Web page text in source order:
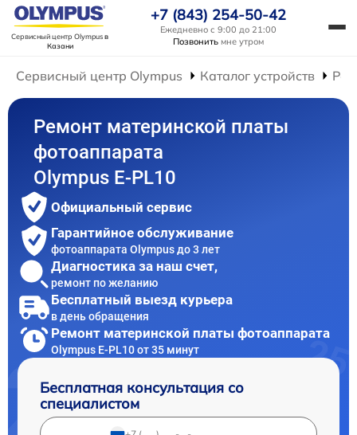
Сервисный центр Olympusв
Казани
+7 (843) 254-50-42
Ежедневно с 9:00 до 21:00
Позвонить мне утром
Сервисный центр Olympus Каталог устройств
Ремонт материнской платы
фотоаппарата
Olympus E‑PL10
Официальный сервис
Гарантийное обслуживание
фотоаппарата Olympus до 3 лет
Диагностика за наш счет,
ремонт по желанию
Бесплатный выезд курьера
в день обращения
Ремонт материнской платы фотоаппарата
Olympus E‑PL10 от 35 минут
Бесплатная консультация со
специалистом